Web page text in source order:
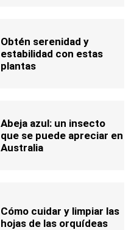
Obtén serenidad y
estabilidad con estas
plantas
Abeja azul: un insecto
que se puede apreciar en
Australia
Cómo cuidar y limpiar las
hojas de las orquídeas